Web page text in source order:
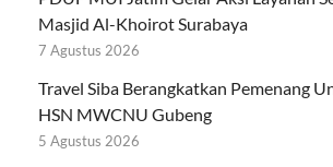
Masjid Al-Khoirot Surabaya
7 Agustus 2026
Travel Siba Berangkatkan Pemenang
HSN MWCNU Gubeng
5 Agustus 2026